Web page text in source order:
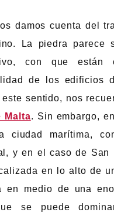
damos cuenta del
La piedra parece
con que están
de los edificios
sentido, nos
Malta. Sin embargo,
ciudad marítima,
y en el caso de San
en lo alto de
en medio de una
se puede